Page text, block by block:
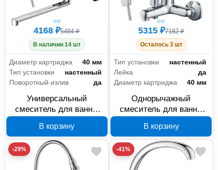
4168 ₽5484 ₽
В наличии 14 шт
Диаметр картриджа
40 мм
Тип установки
настенный
Поворотный излив
да
Универсальный
смеситель для ванны
поворотным изливом
300 мм
В корзину
5315 ₽7182 ₽
Осталось 3 шт
Тип установки
настенный
Лейка
да
Диаметр картриджа
40 мм
Однорычажный
смеситель для ванны
В корзину
-29% -41%